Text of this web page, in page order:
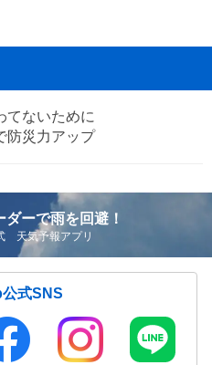
てないために
防災力アップ
ダーで雨を回避！
天気予報アプリ
式SNS